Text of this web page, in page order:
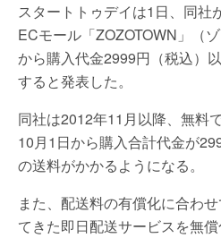
スタートトゥデイは1日、同社
ECモール「ZOZOTOWN」（
から購入代金2999円（税込）
すると発表した。
同社は2012年11月以降、無料
10月1日から購入合計代金が
の送料がかかるようになる。
また、配送料の有償化に合わ
てきた即日配送サービスを無